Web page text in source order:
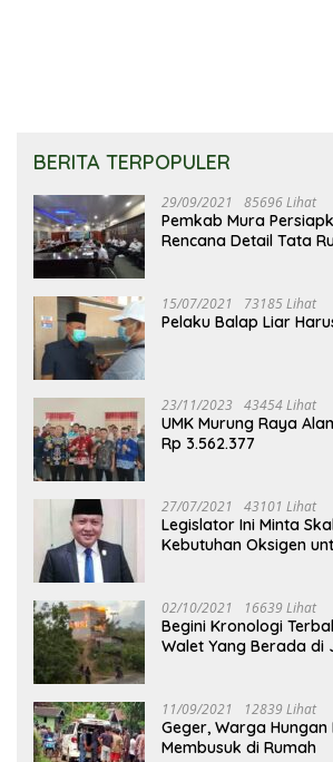
BERITA TERPOPULER
29/09/2021 85696 Lihat
Pemkab Mura
Rencana Detail Tata
15/07/2021 73185 Lihat
Pelaku Balap Liar
23/11/2023 43454 Lihat
UMK Murung Raya
Rp 3.562.377
27/07/2021 43101 Lihat
Legislator Ini Minta
Kebutuhan Oksigen
02/10/2021 16639 Lihat
Begini Kronologi
Walet Yang Berada di
11/09/2021 12839 Lihat
Geger, Warga
Membusuk di Rumah